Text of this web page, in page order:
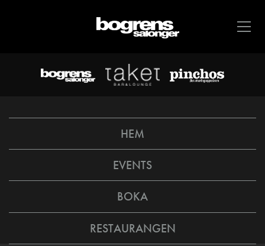
HEM
EVENTS
BOKA
RESTAURANGEN